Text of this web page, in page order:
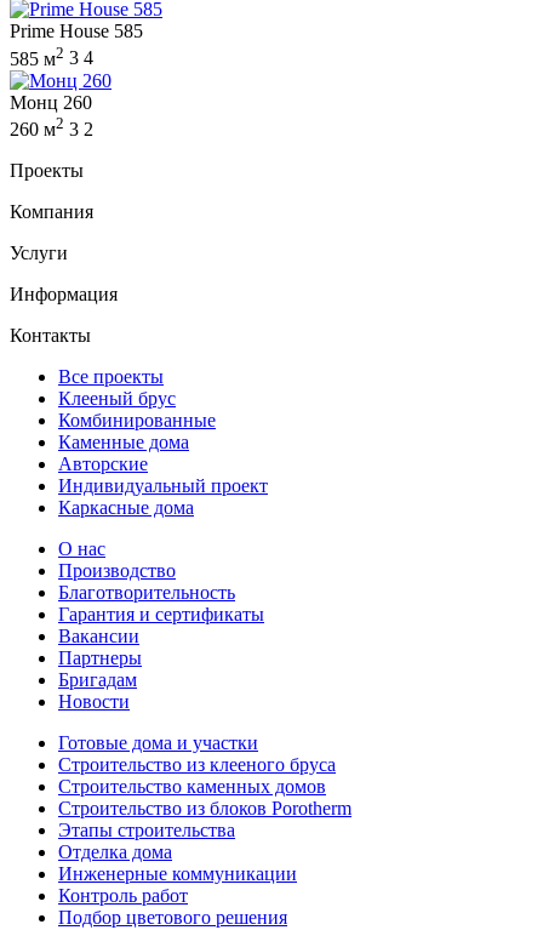
Prime House 585
585 м2 3 4
Монц 260
260 м2 3 2
Проекты
Компания
Услуги
Информация
Контакты
Все проекты
Клееный брус
Комбинированные
Каменные дома
Авторские
Индивидуальный проект
Каркасные дома
О нас
Производство
Благотворительность
Гарантия и сертификаты
Вакансии
Партнеры
Бригадам
Новости
Готовые дома и участки
Строительство из клееного бруса
Строительство каменных домов
Строительство из блоков Porotherm
Этапы строительства
Отделка дома
Инженерные коммуникации
Контроль работ
Подбор цветового решения